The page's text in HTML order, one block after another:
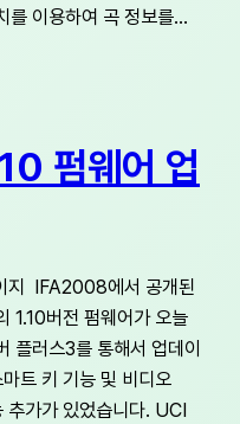
를 이용하여 곡 정보를…
펌웨어 업
지 IFA2008에서 공개된
1.10버전 펌웨어가 오늘
플러스3를 통해서 업데이
트 키 기능 및 비디오
가가 있었습니다. UCI